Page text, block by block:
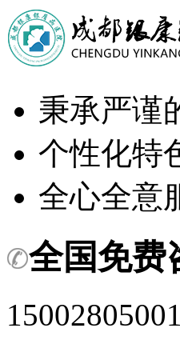
秉承严谨
个性化特
全心全意
全国免费
15002805001